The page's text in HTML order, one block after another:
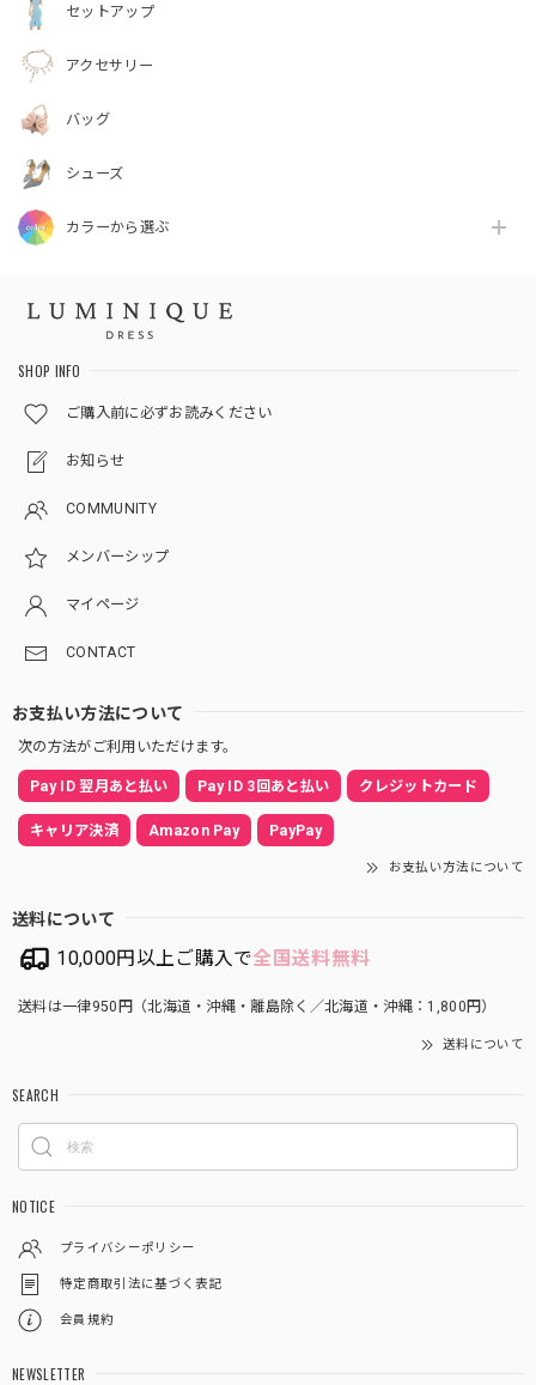
セットアップ
アクセサリー
バッグ
シューズ
カラーから選ぶ
SHOP INFO
ご購入前に必ずお読みください
お知らせ
COMMUNITY
メンバーシップ
マイページ
CONTACT
お支払い方法について
次の方法がご利用いただけます。
Pay ID 翌月あと払い Pay ID 3回あと払い クレジットカード
キャリア決済 Amazon Pay PayPay
お支払い方法について
送料について
10,000円以上ご購入で全国送料無料
送料は一律950円（北海道・沖縄・離島除く／北海道・沖縄：1,800円）
送料について
SEARCH
NOTICE
プライバシーポリシー
特定商取引法に基づく表記
会員規約
NEWSLETTER